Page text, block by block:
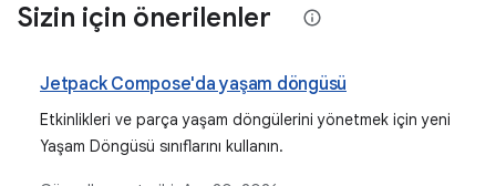
Sizin için önerilenler
Jetpack Compose'da yaşam döngüsü
Etkinlikleri ve parça yaşam döngülerini yönetmek için yeni
Yaşam Döngüsü sınıflarını kullanın.